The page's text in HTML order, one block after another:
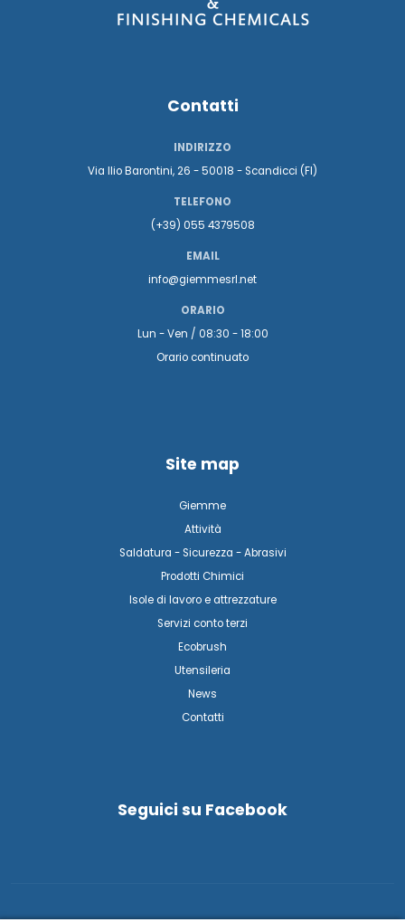
Contatti
INDIRIZZO
Via Ilio Barontini, 26 - 50018 - Scandicci (FI)
TELEFONO
(+39) 055 4379508
EMAIL
info@giemmesrl.net
ORARIO
Lun - Ven / 08:30 - 18:00
Orario continuato
Site map
Giemme
Attività
Saldatura - Sicurezza - Abrasivi
Prodotti Chimici
Isole di lavoro e attrezzature
Servizi conto terzi
Ecobrush
Utensileria
News
Contatti
Seguici su Facebook